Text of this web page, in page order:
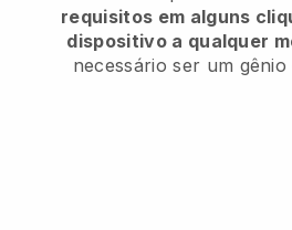
requisitos em alguns
dispositivo a qualquer
necessário ser um